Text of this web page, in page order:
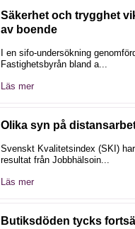
Säkerhet och trygghet
av boende
I en sifo-undersökning
Fastighetsbyrån bland a...
Läs mer
Olika syn på
Svenskt Kvalitetsindex (SKI)
resultat från Jobbhälsoin...
Läs mer
Butiksdöden tycks